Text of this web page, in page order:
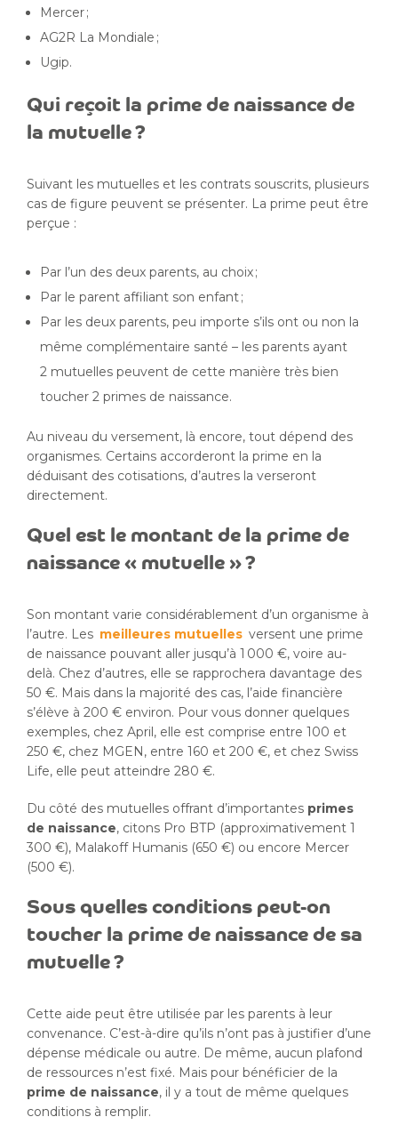
Mercer ;
AG2R La Mondiale ;
Ugip.
Qui reçoit la prime de naissance de
la mutuelle ?
Suivant les mutuelles et les contrats souscrits, plusieurs
cas de figure peuvent se présenter. La prime peut être
perçue :
Par l’un des deux parents, au choix ;
Par le parent affiliant son enfant ;
Par les deux parents, peu importe s’ils ont ou non la
même complémentaire santé – les parents ayant
2 mutuelles peuvent de cette manière très bien
toucher 2 primes de naissance.
Au niveau du versement, là encore, tout dépend des
organismes. Certains accorderont la prime en la
déduisant des cotisations, d’autres la verseront
directement.
Quel est le montant de la prime de
naissance « mutuelle » ?
Son montant varie considérablement d’un organisme à
l’autre. Les meilleures mutuelles versent une prime
de naissance pouvant aller jusqu’à 1 000 €, voire au-
delà. Chez d’autres, elle se rapprochera davantage des
50 €. Mais dans la majorité des cas, l’aide financière
s’élève à 200 € environ. Pour vous donner quelques
exemples, chez April, elle est comprise entre 100 et
250 €, chez MGEN, entre 160 et 200 €, et chez Swiss
Life, elle peut atteindre 280 €.
Du côté des mutuelles offrant d’importantes primes
de naissance, citons Pro BTP (approximativement 1
300 €), Malakoff Humanis (650 €) ou encore Mercer
(500 €).
Sous quelles conditions peut-on
toucher la prime de naissance de sa
mutuelle ?
Cette aide peut être utilisée par les parents à leur
convenance. C’est-à-dire qu’ils n’ont pas à justifier d’une
dépense médicale ou autre. De même, aucun plafond
de ressources n’est fixé. Mais pour bénéficier de la
prime de naissance, il y a tout de même quelques
conditions à remplir.